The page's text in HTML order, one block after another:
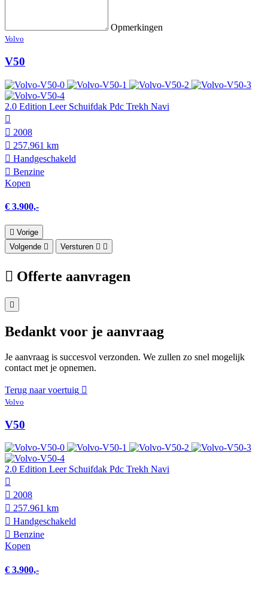
Opmerkingen
Volvo
V50
2.0 Edition Leer Schuifdak Pdc Trekh Navi
2008
257.961 km
Hand­geschakeld
Benzine
Kopen
€ 3.900,-
Vorige
Volgende
Versturen
Offerte aanvragen
Bedankt voor je aanvraag
Je aanvraag is succesvol verzonden. We zullen zo snel mogelijk
contact met je opnemen.
Terug naar voertuig
Volvo
V50
2.0 Edition Leer Schuifdak Pdc Trekh Navi
2008
257.961 km
Hand­geschakeld
Benzine
Kopen
€ 3.900,-